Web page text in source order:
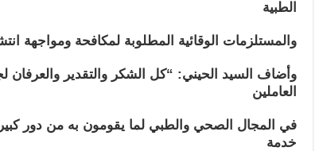
الطبية
والمستلزمات الوقائية المطلوبة لمكافحة ومواجهة
وأضاف السيد الحيني: “كل الشكر والتقدير والعرفان
العاملين
في المجال الصحي والطبي لما يقومون به من دور
خدمة